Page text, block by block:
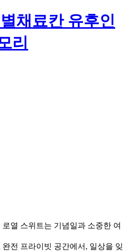
채료칸 유후인
리
열 스위트는 기념일과 소중한 여
전 프라이빗 공간에서, 일상을 잊